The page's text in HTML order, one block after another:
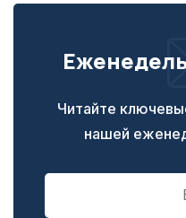
Читайте
нашей